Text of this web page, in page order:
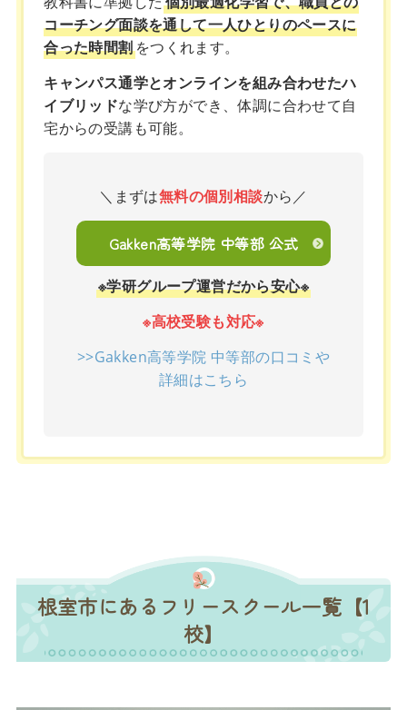
コーチング面談を通して一人ひとりのペースに
合った時間割をつくれます。
キャンパス通学とオンラインを組み合わせたハ
イブリッドな学び方ができ、体調に合わせて自
宅からの受講も可能。
＼まずは無料の個別相談から／
Gakken高等学院 中等部 公式
※学研グループ運営だから安心※
※高校受験も対応※
>>Gakken高等学院 中等部の口コミや
詳細はこちら
根室市にあるフリースクール一覧【1
校】